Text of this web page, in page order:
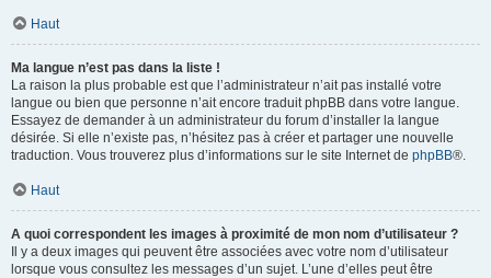
Haut
Ma langue n’est pas dans la liste !
La raison la plus probable est que l’administrateur n’ait pas installé votre
langue ou bien que personne n’ait encore traduit phpBB dans votre langue.
Essayez de demander à un administrateur du forum d’installer la langue
désirée. Si elle n’existe pas, n’hésitez pas à créer et partager une nouvelle
traduction. Vous trouverez plus d’informations sur le site Internet de phpBB®.
Haut
A quoi correspondent les images à proximité de mon nom d’utilisateur ?
Il y a deux images qui peuvent être associées avec votre nom d’utilisateur
lorsque vous consultez les messages d’un sujet. L’une d’elles peut être